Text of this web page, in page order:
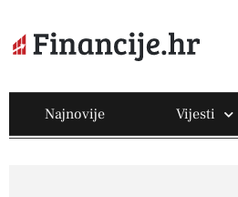
Najnovije Vijesti